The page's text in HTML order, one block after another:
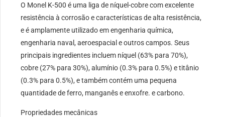
O Monel K-500 é uma liga de níquel-cobre com excelente
resistência à corrosão e características de alta resistência,
e é amplamente utilizado em engenharia química,
engenharia naval, aeroespacial e outros campos. Seus
principais ingredientes incluem níquel (63% para 70%),
cobre (27% para 30%), alumínio (0.3% para 0.5%) e titânio
(0.3% para 0.5%), e também contém uma pequena
quantidade de ferro, manganês e enxofre. e carbono.
Propriedades mecânicas